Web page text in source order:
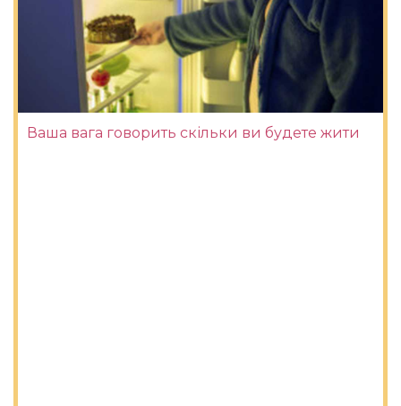
Ваша вага говорить скільки ви будете жити